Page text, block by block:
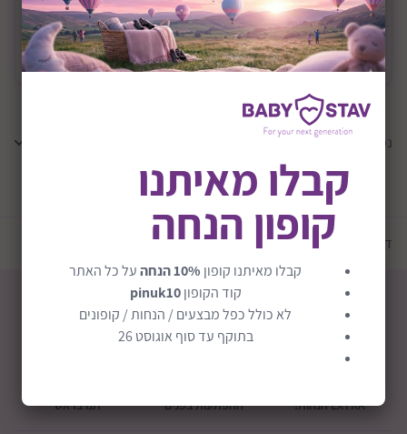
משלוח
משלוח חינם
נמצאו תוצאות
טען עוד מוצרים
דף הבית יצרנים אליסיום | Elysium
EXTRA הנחות! ההפתעות בפנים תנו בראש
קבלו מאיתנו
קופון הנחה
קבלו מאיתנו קופון 10% הנחה
על כל האתר
קוד הקופוןpinuk10
לא כולל כפל מבצעים / הנחות / קופונים
בתוקף עד סוף אוגוסט 26